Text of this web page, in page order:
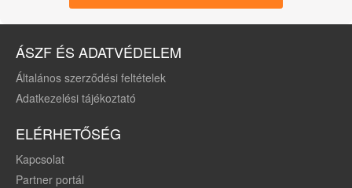
alumínium
ÁSZF ÉS ADATVÉDELEM
Általános szerződési feltételek
Adatkezelési tájékoztató
ELÉRHETŐSÉG
Kapcsolat
Partner portál